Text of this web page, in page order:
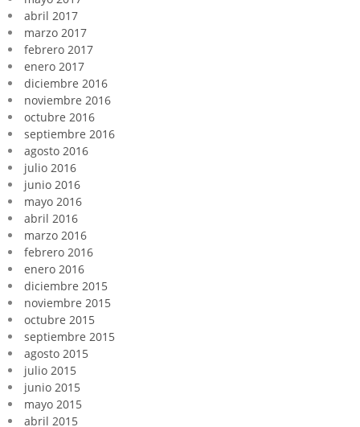
abril 2017
marzo 2017
febrero 2017
enero 2017
diciembre 2016
noviembre 2016
octubre 2016
septiembre 2016
agosto 2016
julio 2016
junio 2016
mayo 2016
abril 2016
marzo 2016
febrero 2016
enero 2016
diciembre 2015
noviembre 2015
octubre 2015
septiembre 2015
agosto 2015
julio 2015
junio 2015
mayo 2015
abril 2015